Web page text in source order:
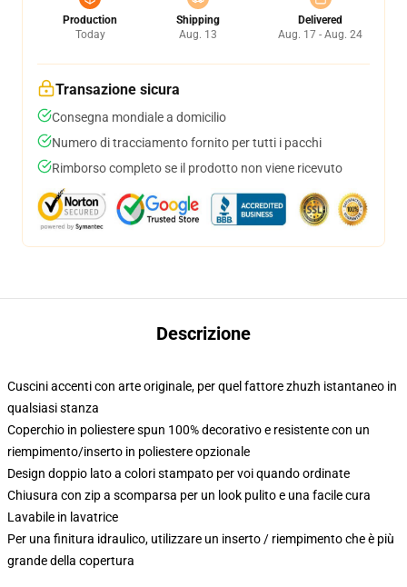
Production
Today
Shipping
Aug. 13
Delivered
Aug. 17 - Aug. 24
Transazione sicura
Consegna mondiale a domicilio
Numero di tracciamento fornito per tutti i pacchi
Rimborso completo se il prodotto non viene ricevuto
Descrizione
Cuscini accenti con arte originale, per quel fattore zhuzh istantaneo in
qualsiasi stanza
Coperchio in poliestere spun 100% decorativo e resistente con un
riempimento/inserto in poliestere opzionale
Design doppio lato a colori stampato per voi quando ordinate
Chiusura con zip a scomparsa per un look pulito e una facile cura
Lavabile in lavatrice
Per una finitura idraulico, utilizzare un inserto / riempimento che è più
grande della copertura